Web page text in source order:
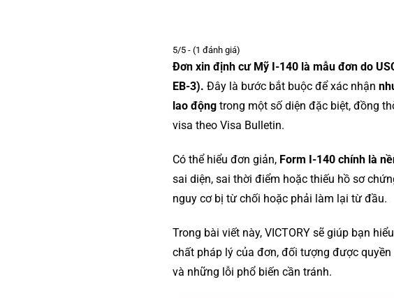
5/5 - (1 đánh giá)
Đơn xin định cư Mỹ I-140 là mẫu đơn do
EB-3). Đây là bước bắt buộc để xác nhận
lao động trong một số diện đặc biệt, đồng
visa theo Visa Bulletin.
Có thể hiểu đơn giản, Form I-140 chính là
sai diện, sai thời điểm hoặc thiếu hồ sơ
nguy cơ bị từ chối hoặc phải làm lại từ đầu.
Trong bài viết này, VICTORY sẽ giúp bạn
chất pháp lý của đơn, đối tượng được
và những lỗi phổ biến cần tránh.